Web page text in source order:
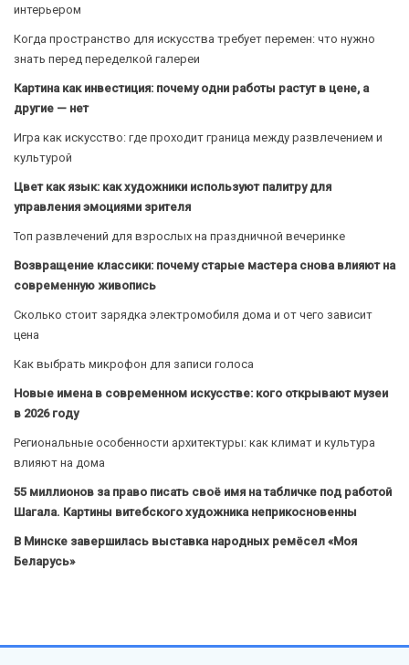
интерьером
Когда пространство для искусства требует перемен: что нужно
знать перед переделкой галереи
Картина как инвестиция: почему одни работы растут в цене, а
другие — нет
Игра как искусство: где проходит граница между развлечением и
культурой
Цвет как язык: как художники используют палитру для
управления эмоциями зрителя
Топ развлечений для взрослых на праздничной вечеринке
Возвращение классики: почему старые мастера снова влияют на
современную живопись
Сколько стоит зарядка электромобиля дома и от чего зависит
цена
Как выбрать микрофон для записи голоса
Новые имена в современном искусстве: кого открывают музеи
в 2026 году
Региональные особенности архитектуры: как климат и культура
влияют на дома
55 миллионов за право писать своё имя на табличке под работой
Шагала. Картины витебского художника неприкосновенны
В Минске завершилась выставка народных ремёсел «Моя
Беларусь»